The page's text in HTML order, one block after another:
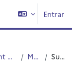
Entrar
Département UFR3S - ILIS Master Sumário